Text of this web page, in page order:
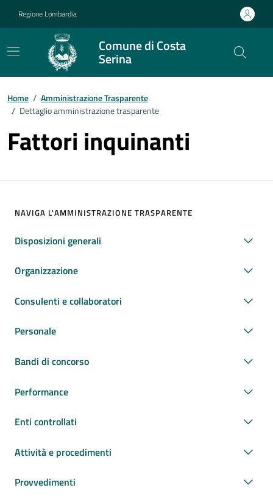
Regione Lombardia
Comune di Costa
Serina
Home / Amministrazione Trasparente
/ Dettaglio amministrazione trasparente
Fattori inquinanti
NAVIGA L'AMMINISTRAZIONE TRASPARENTE
Disposizioni generali
Organizzazione
Consulenti e collaboratori
Personale
Bandi di concorso
Performance
Enti controllati
Attività e procedimenti
Provvedimenti